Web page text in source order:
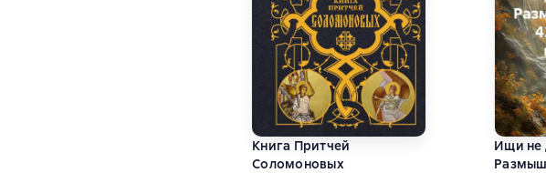
Книга Притчей
Соломоновых
Ищи не